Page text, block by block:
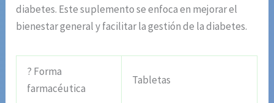
diabetes. Este suplemento se enfoca en mejorar el
bienestar general y facilitar la gestión de la diabetes.
? Forma
farmacéutica
Tabletas